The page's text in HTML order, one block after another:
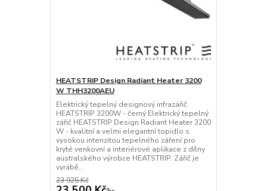
HEATSTRIP Design Radiant Heater 3200
W THH3200AEU
Elektrický tepelný designový infrazářič
HEATSTRIP 3200W - černý Elektrický tepelný
zářič HEATSTRIP Design Radiant Heater 3200
W - kvalitní a velmi elegantní topidlo s
vysokou intenzitou tepelného záření pro
kryté venkovní a interiérové aplikace z dílny
australského výrobce HEATSTRIP. Zářič je
vyrábě...
23 925 Kč